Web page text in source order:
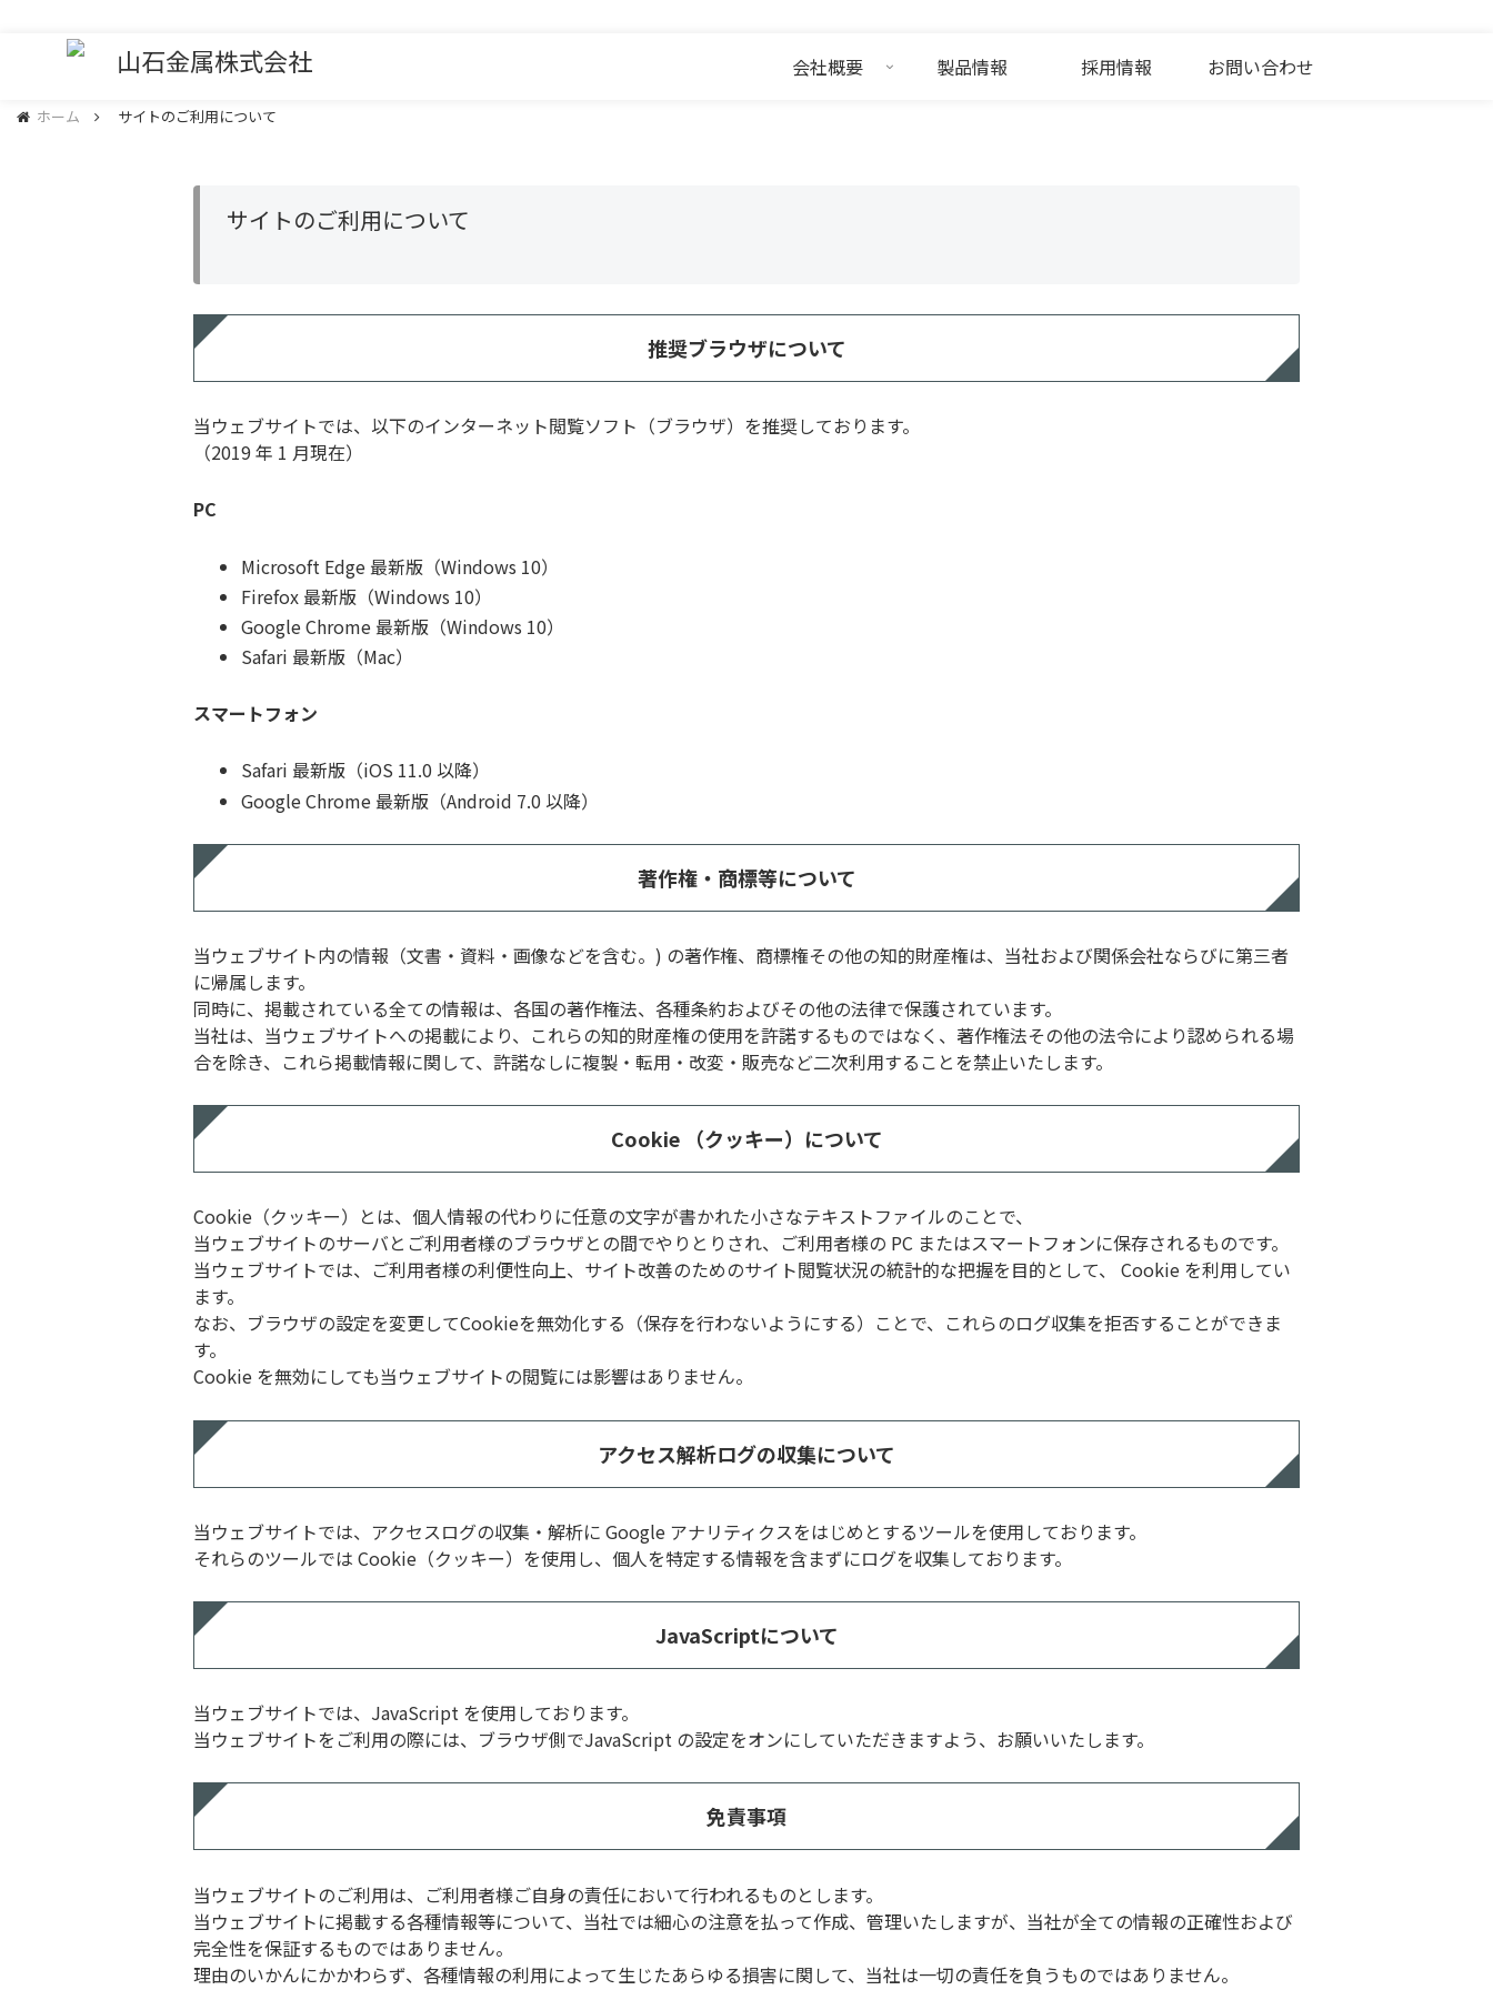
会社概要 製品情報 採用情報 お問い合わせ
ホーム サイトのご利用について
サイトのご利用について
推奨ブラウザについて
当ウェブサイトでは、以下のインターネット閲覧ソフト（ブラウザ）を推奨しております。
（2019 年 1 月現在）
PC
Microsoft Edge 最新版（Windows 10）
Firefox 最新版（Windows 10）
Google Chrome 最新版（Windows 10）
Safari 最新版（Mac）
スマートフォン
Safari 最新版（iOS 11.0 以降）
Google Chrome 最新版（Android 7.0 以降）
著作権・商標等について
当ウェブサイト内の情報（文書・資料・画像などを含む。) の著作権、商標権その他の知的財産権は、当社および関係会社ならびに第三者
に帰属します。
同時に、掲載されている全ての情報は、各国の著作権法、各種条約およびその他の法律で保護されています。
当社は、当ウェブサイトへの掲載により、これらの知的財産権の使用を許諾するものではなく、著作権法その他の法令により認められる場
合を除き、これら掲載情報に関して、許諾なしに複製・転用・改変・販売など二次利用することを禁止いたします。
Cookie （クッキー）について
Cookie（クッキー）とは、個人情報の代わりに任意の文字が書かれた小さなテキストファイルのことで、
当ウェブサイトのサーバとご利用者様のブラウザとの間でやりとりされ、ご利用者様の PC またはスマートフォンに保存されるものです。
当ウェブサイトでは、ご利用者様の利便性向上、サイト改善のためのサイト閲覧状況の統計的な把握を目的として、 Cookie を利用してい
ます。
なお、ブラウザの設定を変更してCookieを無効化する（保存を行わないようにする）ことで、これらのログ収集を拒否することができま
す。
Cookie を無効にしても当ウェブサイトの閲覧には影響はありません。
アクセス解析ログの収集について
当ウェブサイトでは、アクセスログの収集・解析に Google アナリティクスをはじめとするツールを使用しております。
それらのツールでは Cookie（クッキー）を使用し、個人を特定する情報を含まずにログを収集しております。
JavaScriptについて
当ウェブサイトでは、JavaScript を使用しております。
当ウェブサイトをご利用の際には、ブラウザ側でJavaScript の設定をオンにしていただきますよう、お願いいたします。
免責事項
当ウェブサイトのご利用は、ご利用者様ご自身の責任において行われるものとします。
当ウェブサイトに掲載する各種情報等について、当社では細心の注意を払って作成、管理いたしますが、当社が全ての情報の正確性および
完全性を保証するものではありません。
理由のいかんにかかわらず、各種情報の利用によって生じたあらゆる損害に関して、当社は一切の責任を負うものではありません。